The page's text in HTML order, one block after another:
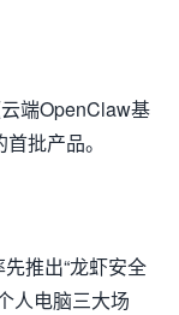
端OpenClaw基
批产品。
推出“龙虾安全
人电脑三大场